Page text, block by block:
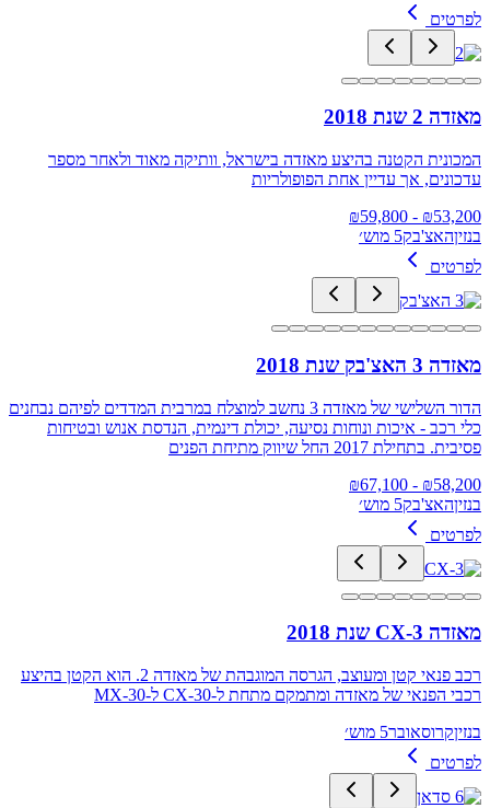
לפרטים
מאזדה 2 שנת 2018
המכונית הקטנה בהיצע מאזדה בישראל, וותיקה מאוד ולאחר מספר
עדכונים, אך עדיין אחת הפופולריות
₪53,200
- ₪
59,800
בנזיןהאצ'בק5 מוש׳
לפרטים
מאזדה 3 האצ'בק שנת 2018
הדור השלישי של מאזדה 3 נחשב למוצלח במרבית המדדים לפיהם נבחנים
כלי רכב - איכות ונוחות נסיעה, יכולת דינמית, הנדסת אנוש ובטיחות
פסיבית. בתחילת 2017 החל שיווק מתיחת הפנים
₪58,200
- ₪
67,100
בנזיןהאצ'בק5 מוש׳
לפרטים
מאזדה CX-3 שנת 2018
רכב פנאי קטן ומעוצב, הגרסה המוגבהת של מאזדה 2. הוא הקטן בהיצע
רכבי הפנאי של מאזדה ומתמקם מתחת ל-CX-30 ל-MX-30
בנזיןקרוסאובר5 מוש׳
לפרטים